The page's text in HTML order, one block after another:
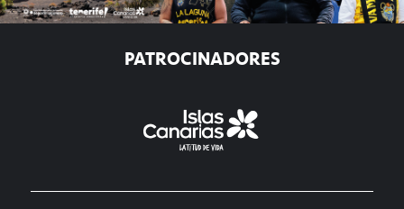
PATROCINADORES